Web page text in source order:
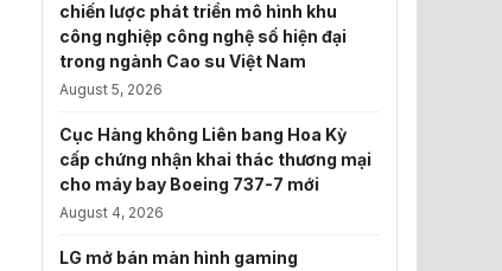
chiến lược phát triển mô hình khu
công nghiệp công nghệ số hiện đại
trong ngành Cao su Việt Nam
August 5, 2026
Cục Hàng không Liên bang Hoa Kỳ
cấp chứng nhận khai thác thương mại
cho máy bay Boeing 737-7 mới
August 4, 2026
LG mở bán màn hình gaming